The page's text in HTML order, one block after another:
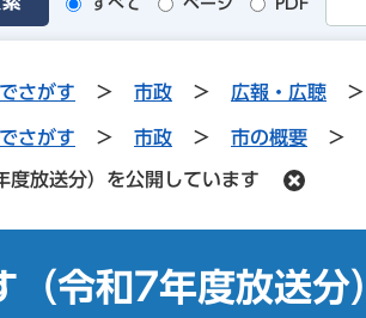
すべて ページ PDF
さがす > 市政 > 広報・広聴 >
さがす > 市政 > 市の概要 >
度放送分）を公開しています
（令和7年度放送分